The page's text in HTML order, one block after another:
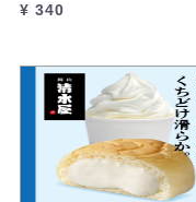
¥ 340